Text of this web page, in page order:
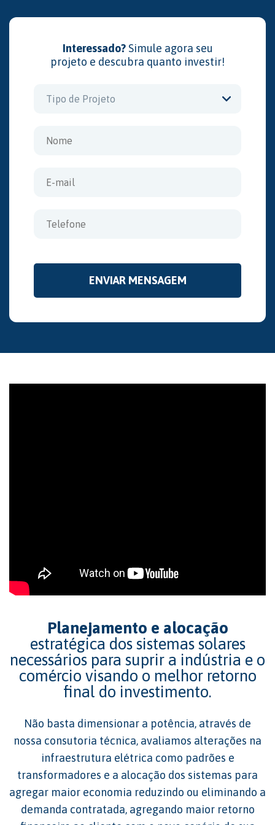
Interessado?Simule agora seu
projeto e descubra quanto investir!
Tipo de Projeto
Planejamento e alocação
estratégica dos sistemas solares
necessários para suprir a indústria e o
comércio visando o melhor retorno
final do investimento.
Não basta dimensionar a potência, através de
nossa consutoria técnica, avaliamos alterações na
infraestrutura elétrica como padrões e
transformadores e a alocação dos sistemas para
agregar maior economia reduzindo ou eliminando a
demanda contratada, agregando maior retorno